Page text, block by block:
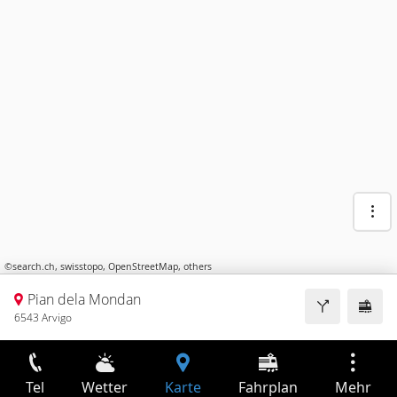
©search.ch, swisstopo, OpenStreetMap, others
Pian dela Mondan
6543 Arvigo
Tel Wetter Karte Fahrplan Mehr